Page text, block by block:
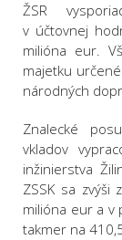
ŽSR
v účtovnej
milióna eur.
majetku
národných
Znalecké
vkladov
inžinierstva
ZSSK sa
milióna eur a v
takmer na